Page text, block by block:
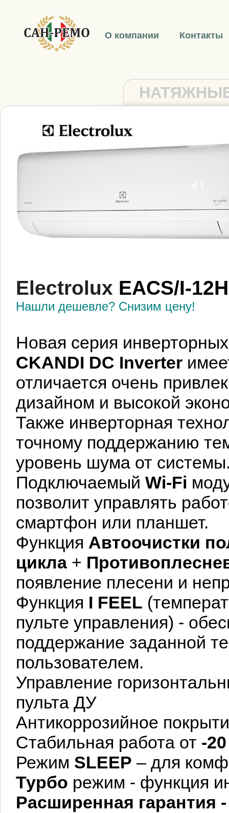
О компании Контакты
Electrolux EACS/I-
Нашли дешевле? Снизим цену!
Новая серия
CKANDI DC Inverter
отличается очень
дизайном и высокой
Также инверторная
точному поддержанию
уровень шума от
Подключаемый Wi-Fi
позволит управлять
смартфон или планшет.
Функция Автоочистки
цикла+
появление плесени и
Функция I FEEL
пульте управления) -
поддержание заданной
пользователем.
Управление
пульта ДУ
Антикоррозийное
Стабильная работа от -
Режим SLEEP – для
Турбо режим - функция
Расширенная гарантия